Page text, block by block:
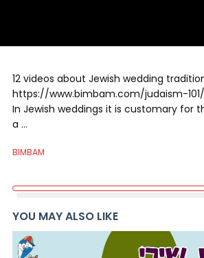
12 videos about Jewish wedding
https://www.bimbam.com/judaism-
In Jewish weddings it is customary for
a …
BIMBAM
YOU MAY ALSO LIKE